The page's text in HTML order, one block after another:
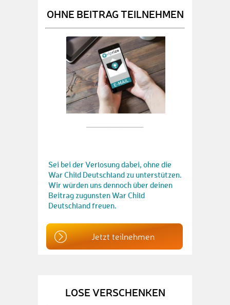
OHNE BEITRAG TEILNEHMEN
Sei bei der Verlosung dabei, ohne die
War Child Deutschland zu unterstützen.
Wir würden uns dennoch über deinen
Beitrag zugunsten War Child
Deutschland freuen.
Jetzt teilnehmen
LOSE VERSCHENKEN